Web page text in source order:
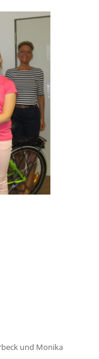
und Monika